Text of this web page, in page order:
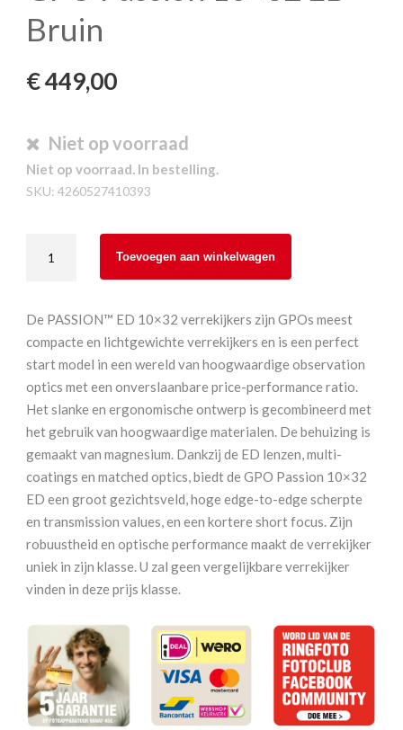
Bruin
€449,00
Niet op voorraad
Niet op voorraad. In bestelling.
SKU: 4260527410393
Passion
ED
aantal
Toevoegen aan winkelwagen
De PASSION™ ED 10×32 verrekijkers zijn GPOs meest
compacte en lichtgewichte verrekijkers en is een perfect
start model in een wereld van hoogwaardige observation
optics met een onverslaanbare price-performance ratio.
Het slanke en ergonomische ontwerp is gecombineerd met
het gebruik van hoogwaardige materialen. De behuizing is
gemaakt van magnesium. Dankzij de ED lenzen, multi-
coatings en matched optics, biedt de GPO Passion 10×32
ED een groot gezichtsveld, hoge edge-to-edge scherpte
en transmission values, en een kortere short focus. Zijn
robuustheid en optische performance maakt de verrekijker
uniek in zijn klasse. U zal geen vergelijkbare verrekijker
vinden in deze prijs klasse.